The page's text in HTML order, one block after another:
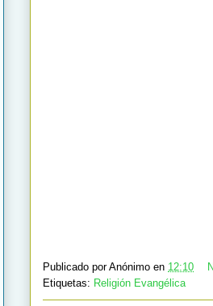
Publicado porAnónimo en 12:10
Etiquetas: Religión Evangélica